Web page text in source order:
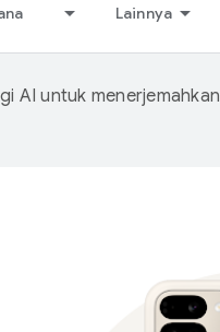
Lainnya
AI untuk